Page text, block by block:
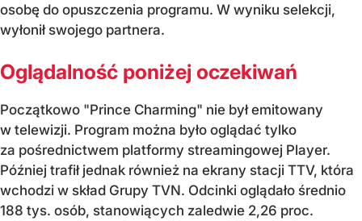
osobę do opuszczenia programu. W wyniku selekcji,
wyłonił swojego partnera.
Oglądalność poniżej oczekiwań
Początkowo "Prince Charming" nie był emitowany
w telewizji. Program można było oglądać tylko
za pośrednictwem platformy streamingowej Player.
Później trafił jednak również na ekrany stacji TTV, która
wchodzi w skład Grupy TVN. Odcinki oglądało średnio
188 tys. osób, stanowiących zaledwie 2,26 proc.